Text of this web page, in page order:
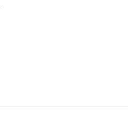
en geç 1 hafta içerisinde